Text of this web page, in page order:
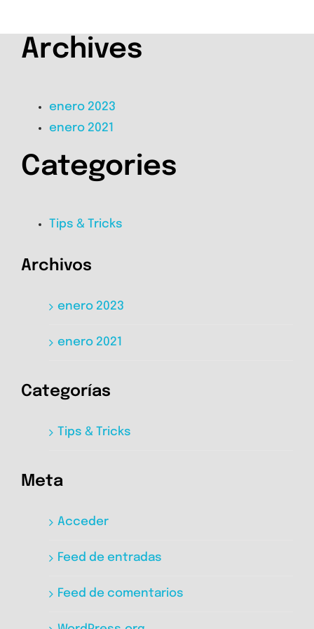
Archives
enero 2023
enero 2021
Categories
Tips & Tricks
Archivos
enero 2023
enero 2021
Categorías
Tips & Tricks
Meta
Acceder
Feed de entradas
Feed de comentarios